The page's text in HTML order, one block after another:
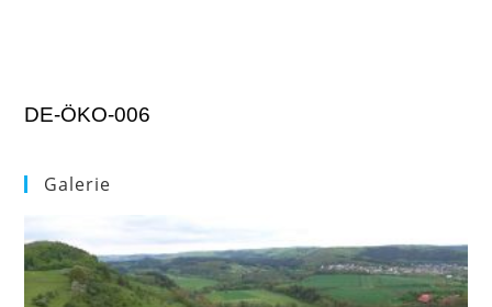
DE-ÖKO-006
Galerie